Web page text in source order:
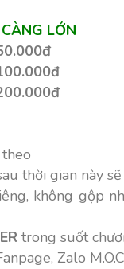
LỚN
thời gian này
không gộp
trong suốt
Zalo